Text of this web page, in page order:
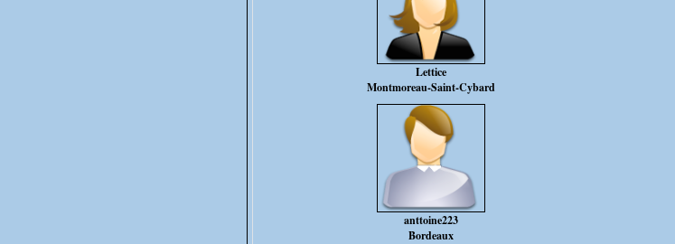
Lettice
Montmoreau-Saint-Cybard
anttoine223
Bordeaux